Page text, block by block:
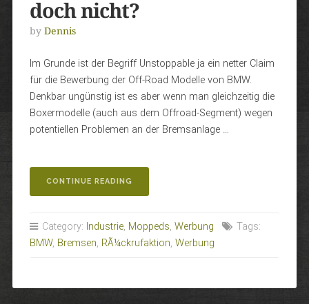
doch nicht?
by Dennis
Im Grunde ist der Begriff Unstoppable ja ein netter Claim
für die Bewerbung der Off-Road Modelle von BMW.
Denkbar ungünstig ist es aber wenn man gleichzeitig die
Boxermodelle (auch aus dem Offroad-Segment) wegen
potentiellen Problemen an der Bremsanlage …
CONTINUE READING
ODER
NICHT?“
Category: Industrie, Moppeds, Werbung
Tags:
BMW, Bremsen, RÃ¼ckrufaktion, Werbung